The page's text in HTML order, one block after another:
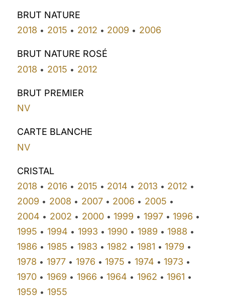
BRUT NATURE
2018 • 2015 • 2012 • 2009 • 2006
BRUT NATURE ROSÉ
2018 • 2015 • 2012
BRUT PREMIER
NV
CARTE BLANCHE
NV
CRISTAL
2018 • 2016 • 2015 • 2014 • 2013 • 2012 •
2009 • 2008 • 2007• 2006 • 2005 •
2004 • 2002 • 2000• 1999 • 1997• 1996 •
1995 • 1994 • 1993 • 1990 • 1989 • 1988 •
1986 • 1985 • 1983 • 1982 • 1981 • 1979 •
1978 • 1977• 1976 • 1975 • 1974 • 1973 •
1970 • 1969 • 1966 • 1964 • 1962 • 1961 •
1959 • 1955